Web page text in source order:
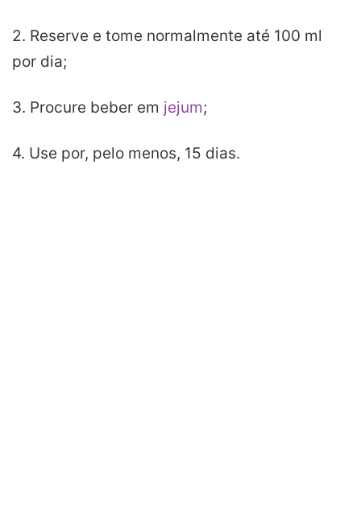
2. Reserve e tome normalmente até 100 ml
por dia;
3. Procure beber em jejum;
4. Use por, pelo menos, 15 dias.